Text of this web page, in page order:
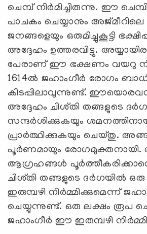
ചെമ്പ് നിർമിച്ചിരുന്നു. ഈ
പാചകം ചെയ്യാനും അജ്മീറിലെ
ജനങ്ങളെയും ഒരുമിച്ചുകൂട്ടി
അദ്ദേഹം ഉത്തരവിട്ടു.
പേരാണ് ഈ ഭക്ഷണം വയറു
1614ൽ ജഹാംഗീർ രോഗം
കിടപ്പിലാവുന്നുണ്ട്.
അദ്ദേഹം ചിശ്തി തങ്ങളുടെ ദർഗ
സന്ദർശിക്കുകയും
പ്രാർത്ഥിക്കുകയും ചെയ്തു.
പൂർണമായും രോഗമുക്തനായി.
ആഗ്രഹങ്ങൾ
ചിശ്തി തങ്ങളുടെ ദർഗയിൽ
ഇരുമ്പഴി നിർമ്മിക്കുമെന്ന്
ചെയ്യുന്നുണ്ട്. ഒരു ലക്ഷം രൂപ
ജഹാംഗീർ ഈ ഇരുമ്പഴി